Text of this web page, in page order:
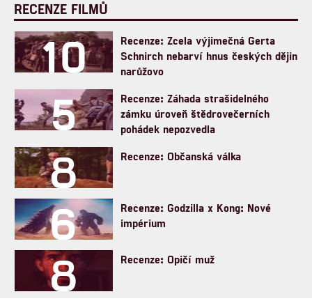
RECENZE FILMŮ
10
Recenze: Zcela výjimečná Gerta
Schnirch nebarví hnus českých dějin
narůžovo
5
Recenze: Záhada strašidelného
zámku úroveň štědrovečerních
pohádek nepozvedla
8 Recenze: Občanská válka
6
Recenze: Godzilla x Kong: Nové
impérium
8 Recenze: Opičí muž